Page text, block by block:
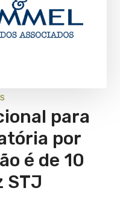
para
por
é de 10
STJ